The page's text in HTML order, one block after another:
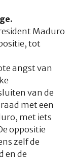
Maduro
tot
angst van
van de
met een
met iets
oppositie
zelf de
en de